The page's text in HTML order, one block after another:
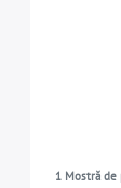
1 Mostră de